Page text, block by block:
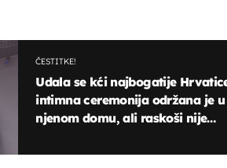
ČESTITKE!
Udala se kći najbogatije
intimna ceremonija održana je u
njenom domu, ali raskoši nije